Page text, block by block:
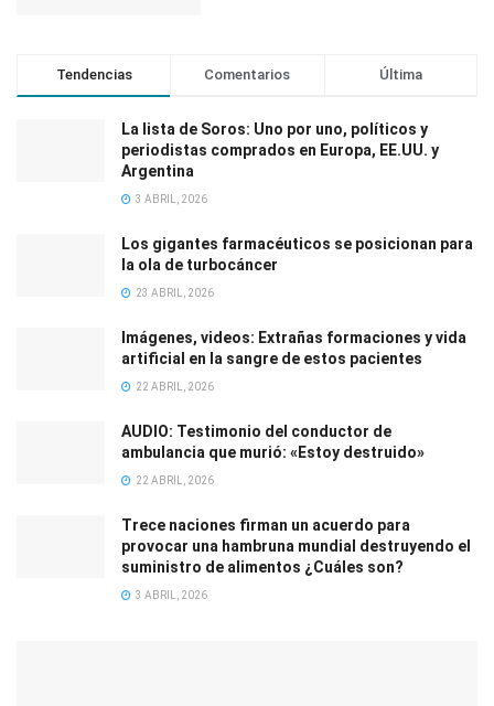
Tendencias Comentarios Última
La lista de Soros: Uno por uno, políticos y
periodistas comprados en Europa, EE.UU. y
Argentina
3 ABRIL, 2026
Los gigantes farmacéuticos se posicionan para
la ola de turbocáncer
23 ABRIL, 2026
Imágenes, videos: Extrañas formaciones y vida
artificial en la sangre de estos pacientes
22 ABRIL, 2026
AUDIO: Testimonio del conductor de
ambulancia que murió: «Estoy destruido»
22 ABRIL, 2026
Trece naciones firman un acuerdo para
provocar una hambruna mundial destruyendo el
suministro de alimentos ¿Cuáles son?
3 ABRIL, 2026